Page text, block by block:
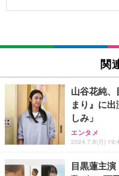
関
山谷花純
まり』に
しみ」
エンタメ
2024.7.8(月)
目黒蓮主